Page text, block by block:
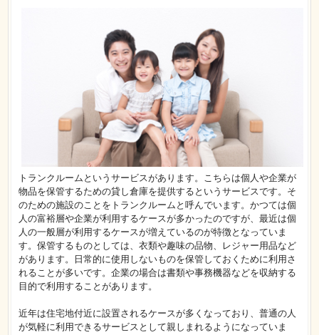
トランクルームというサービスがあります。こちらは個人や企業が
物品を保管するための貸し倉庫を提供するというサービスです。そ
のための施設のことをトランクルームと呼んでいます。かつては個
人の富裕層や企業が利用するケースが多かったのですが、最近は個
人の一般層が利用するケースが増えているのが特徴となっていま
す。保管するものとしては、衣類や趣味の品物、レジャー用品など
があります。日常的に使用しないものを保管しておくために利用さ
れることが多いです。企業の場合は書類や事務機器などを収納する
目的で利用することがあります。
近年は住宅地付近に設置されるケースが多くなっており、普通の人
が気軽に利用できるサービスとして親しまれるようになっていま